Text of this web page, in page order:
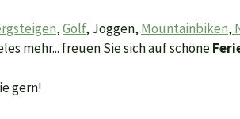
,Golf, Joggen, Mountainbiken,
mehr... freuen Sie sich auf schöne
gern!